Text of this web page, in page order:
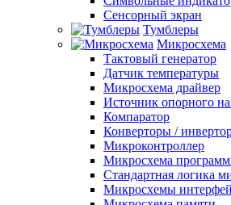
Сенсорный экран
Тумблеры
Микросхема
Тактовый генератор
Датчик температуры
Микросхема драйвер
Источник опорного
Компаратор
Конверторы /
Микроконтроллер
Микросхема
Стандартная логика
Микросхемы